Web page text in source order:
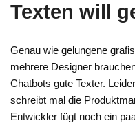
Texten will
Genau wie gelungene
mehrere Designer
Chatbots gute Texter.
schreibt mal die
Entwickler fügt noch ein